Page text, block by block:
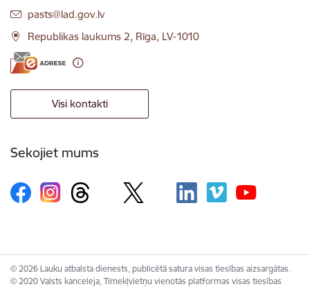
E-pasts:
pasts@lad.gov.lv
Republikas laukums 2, Rīga, LV-1010
Visi kontakti
Sekojiet mums
© 2026 Lauku atbalsta dienests, publicētā satura visas tiesības aizsargātas.
© 2020 Valsts kanceleja, Tīmekļvietņu vienotās platformas visas tiesības